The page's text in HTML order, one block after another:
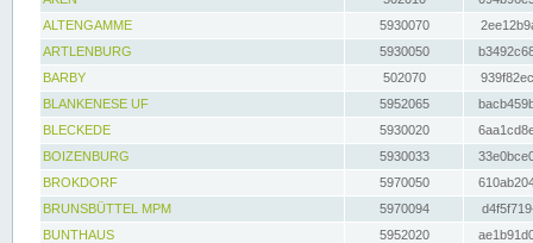
ALTENGAMME
5930070
ARTLENBURG
5930050
BARBY
502070
BLANKENESE UF
5952065
BLECKEDE
5930020
BOIZENBURG
5930033
BROKDORF
5970050
BRUNSBÜTTEL MPM
5970094
BUNTHAUS
5952020